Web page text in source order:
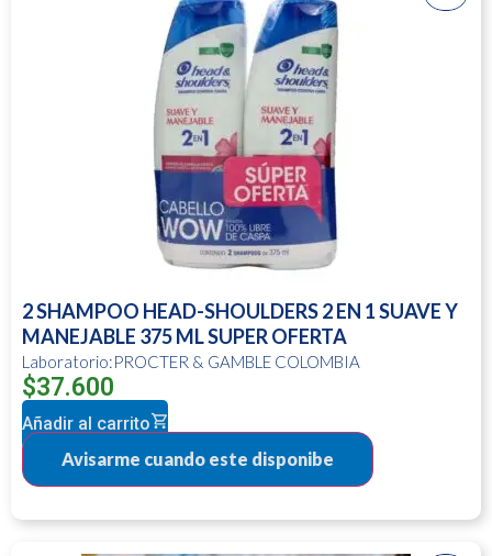
2 SHAMPOO HEAD-SHOULDERS 2 EN 1 SUAVE Y
MANEJABLE 375 ML SUPER OFERTA
Laboratorio:PROCTER & GAMBLE COLOMBIA
$37.600
Añadir al carrito